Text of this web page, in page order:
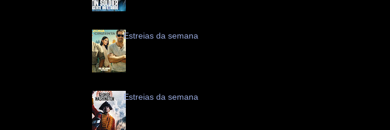
Estreias da semana
Estreias da semana